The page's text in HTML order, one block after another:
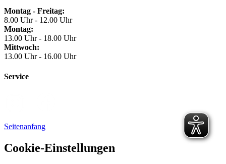
Montag - Freitag:
8.00 Uhr - 12.00 Uhr
Montag:
13.00 Uhr - 18.00 Uhr
Mittwoch:
13.00 Uhr - 16.00 Uhr
Service
Seitenanfang
Cookie-Einstellungen